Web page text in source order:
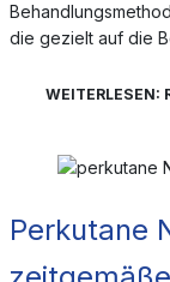
die gezielt auf die
WEITERLESEN:
Perkutane